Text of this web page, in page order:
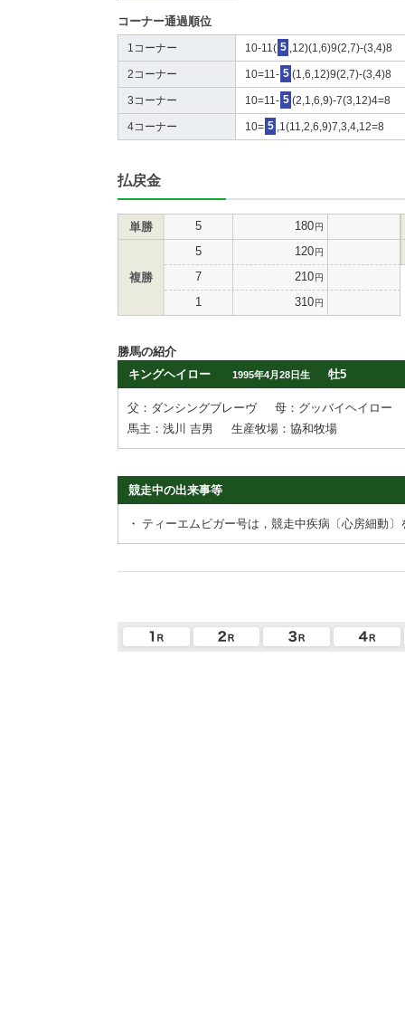
コーナー通過順位
1コーナー 10-11( 5 ,12)(1,6)9(2,7)-(3,4)8
2コーナー 10=11- 5 (1,6,12)9(2,7)-(3,4)8
3コーナー 10=11- 5 (2,1,6,9)-7(3,12)4=8
4コーナー 10= 5 ,1(11,2,6,9)7,3,4,12=8
払戻金
単勝 5 180円
複勝
5 120円
7 210円
1 310円
勝馬の紹介
キングヘイロー
1995年4月28日生 牡5
父：ダンシングブレーヴ
母：グッバイヘイロー
馬主：浅川 吉男
生産牧場：協和牧場
競走中の出来事等
・ ティーエムビガー号は，競走中疾病〔心房細動〕